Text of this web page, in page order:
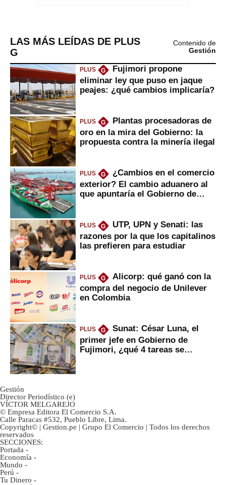
LAS MÁS LEÍDAS DE PLUS
G
Contenido de
Gestión
PLUS G
Fujimori propone
eliminar ley que puso en jaque
peajes: ¿qué cambios implicaría?
PLUS G
Plantas procesadoras de
oro en la mira del Gobierno: la
propuesta contra la minería ilegal
PLUS G
¿Cambios en el comercio
exterior? El cambio aduanero al
que apuntaría el Gobierno de
PLUS G
UTP, UPN y Senati: las
razones por la que los capitalinos
las prefieren para estudiar
PLUS G
Alicorp: qué ganó con la
compra del negocio de Unilever
en Colombia
PLUS G
Sunat: César Luna, el
primer jefe en Gobierno de
Fujimori, ¿qué 4 tareas se
Gestión
Director Periodístico (e)
VÍCTOR MELGAREJO
© Empresa Editora El Comercio S.A.
Calle Paracas #532, Pueblo Libre, Lima.
Copyright© | Gestion.pe | Grupo El Comercio | Todos los derechos
reservados
SECCIONES:
Portada -
Economía -
Mundo -
Perú -
Tu Dinero -